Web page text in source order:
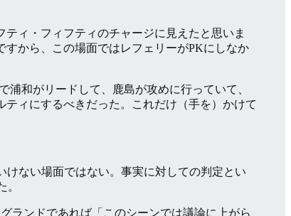
ィ・フィフティのチャージに見えたと思いま
から、この場面ではレフェリーがPKにしなか
和がリードして、鹿島が攻めに行っていて、
ィにするべきだった。これだけ（手を）かけて
ない場面ではない。事実に対しての判定とい
ランドであれば「このシーンでは議論に上がら